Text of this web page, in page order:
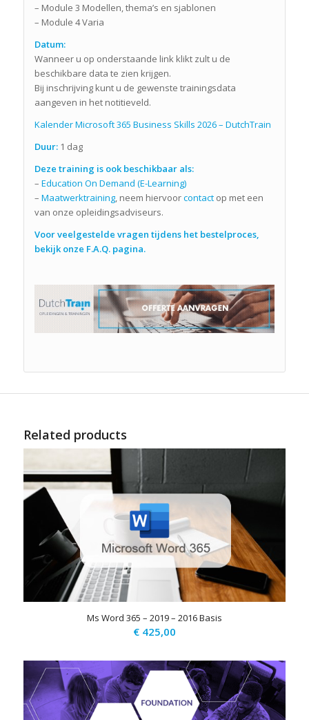
– Module 3 Modellen, thema’s en sjablonen
– Module 4 Varia
Datum:
Wanneer u op onderstaande link klikt zult u de
beschikbare data te zien krijgen.
Bij inschrijving kunt u de gewenste trainingsdata
aangeven in het notitieveld.
Kalender Microsoft 365 Business Skills 2026 – DutchTrain
Duur:1 dag
Deze training is ook beschikbaar als:
– Education On Demand (E-Learning)
– Maatwerktraining, neem hiervoorcontactop met een
van onze opleidingsadviseurs.
Voor veelgestelde vragen tijdens het bestelproces,
bekijk onze F.A.Q. pagina.
Related products
Ms Word 365 – 2019 – 2016 Basis
€425,00